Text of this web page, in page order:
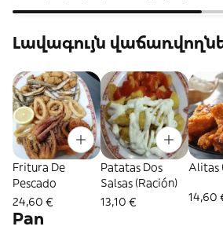
Լավագույն
Fritura De
Pescado
24,60 €
Patatas Dos
Salsas (Ración)
13,10 €
Alitas
14,60
Pan